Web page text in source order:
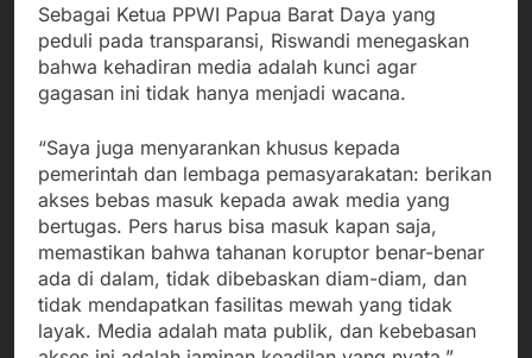
Sebagai Ketua PPWI Papua Barat Daya yang
peduli pada transparansi, Riswandi menegaskan
bahwa kehadiran media adalah kunci agar
gagasan ini tidak hanya menjadi wacana.
“Saya juga menyarankan khusus kepada
pemerintah dan lembaga pemasyarakatan: berikan
akses bebas masuk kepada awak media yang
bertugas. Pers harus bisa masuk kapan saja,
memastikan bahwa tahanan koruptor benar-benar
ada di dalam, tidak dibebaskan diam-diam, dan
tidak mendapatkan fasilitas mewah yang tidak
layak. Media adalah mata publik, dan kebebasan